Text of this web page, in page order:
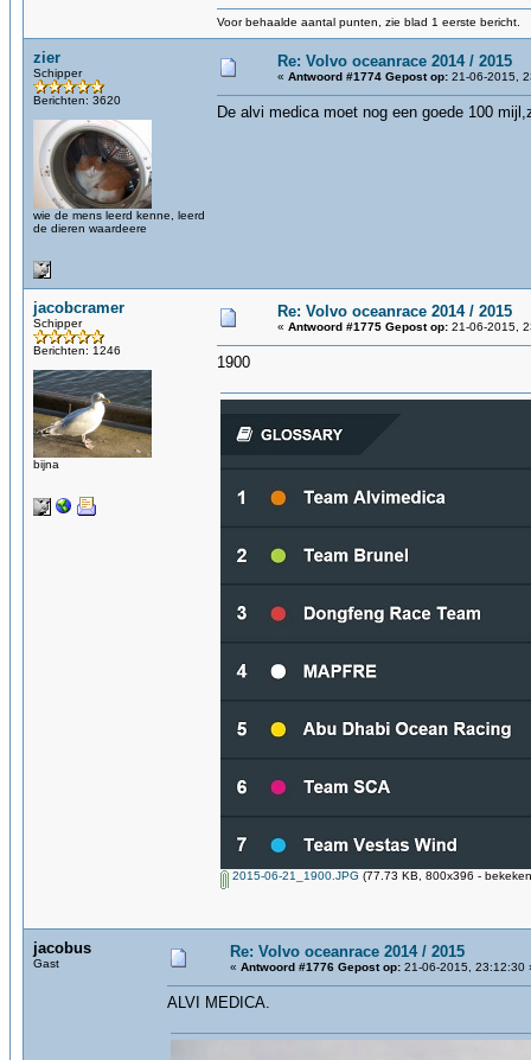
Voor behaalde aantal punten, zie blad 1 eerste bericht.
zier
Schipper
Berichten: 3620
wie de mens leerd kenne, leerd
de dieren waardeere
Re: Volvo oceanrace 2014 / 2015
« Antwoord #1774 Gepost op: 21-06-2015,
De alvi medica moet nog een goede 100
jacobcramer
Schipper
Berichten: 1246
bijna
Re: Volvo oceanrace 2014 / 2015
« Antwoord #1775 Gepost op: 21-06-2015,
1900
2015-06-21_1900.JPG (77.73 KB, 800x396 -
jacobus
Gast
Re: Volvo oceanrace 2014 / 2015
« Antwoord #1776 Gepost op: 21-06-2015, 23:12:30
ALVI MEDICA.